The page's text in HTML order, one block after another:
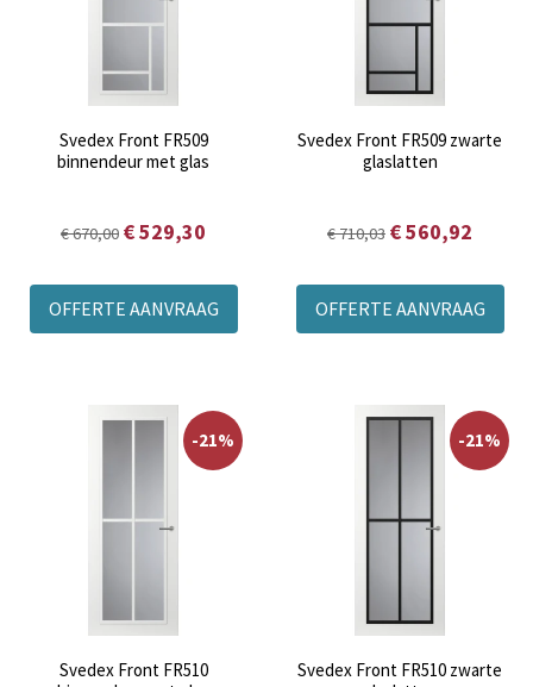
Svedex Front FR509
binnendeur met glas
€ 670,00 € 529,30
OFFERTE AANVRAAG
Svedex Front FR509 zwarte
glaslatten
€ 710,03 € 560,92
OFFERTE AANVRAAG
-21%
Svedex Front FR510
-21%
Svedex Front FR510 zwarte